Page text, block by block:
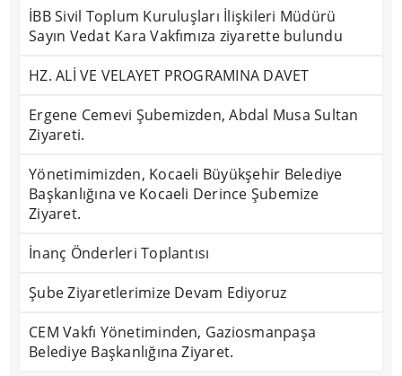
İBB Sivil Toplum Kuruluşları İlişkileri Müdürü
Sayın Vedat Kara Vakfımıza ziyarette bulundu
HZ. ALİ VE VELAYET PROGRAMINA DAVET
Ergene Cemevi Şubemizden, Abdal Musa Sultan
Ziyareti.
Yönetimimizden, Kocaeli Büyükşehir Belediye
Başkanlığına ve Kocaeli Derince Şubemize
Ziyaret.
İnanç Önderleri Toplantısı
Şube Ziyaretlerimize Devam Ediyoruz
CEM Vakfı Yönetiminden, Gaziosmanpaşa
Belediye Başkanlığına Ziyaret.